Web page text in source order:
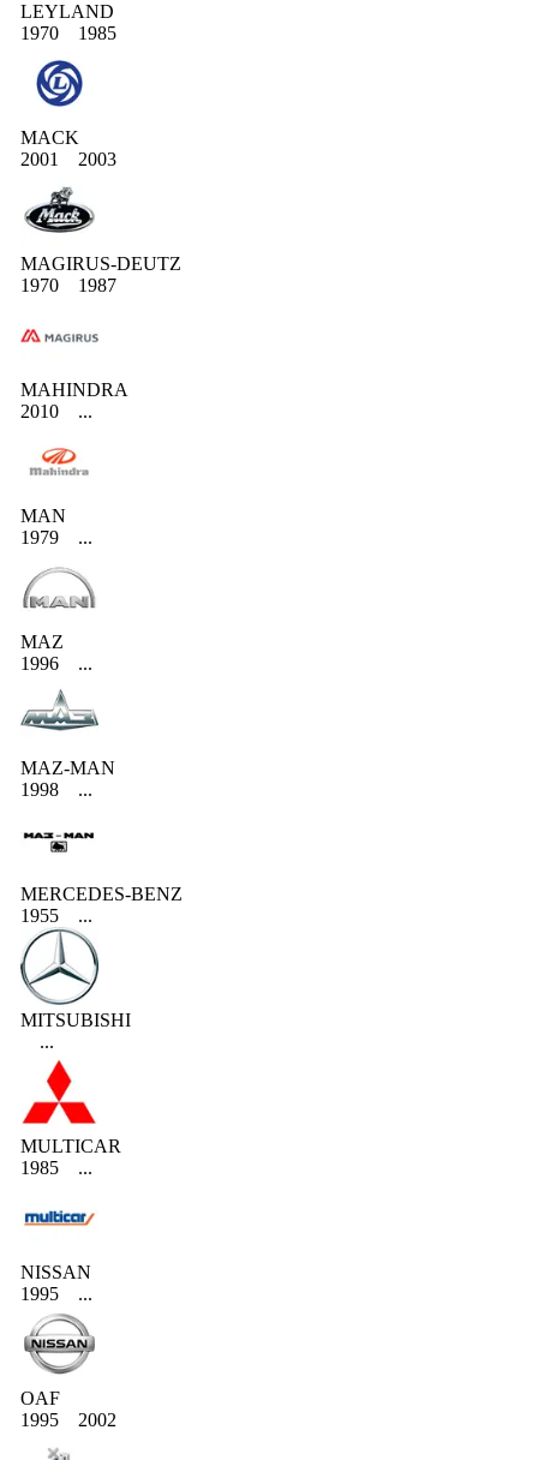
LEYLAND
1970
1985
MACK
2001
2003
MAGIRUS-DEUTZ
1970
1987
MAHINDRA
2010
...
MAN
1979
...
MAZ
1996
...
MAZ-MAN
1998
...
MERCEDES-BENZ
1955
...
MITSUBISHI
...
MULTICAR
1985
...
NISSAN
1995
...
OAF
1995
2002